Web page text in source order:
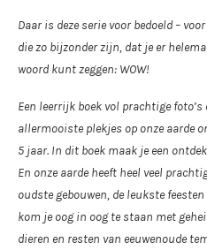
Daar is deze serie voor bedoeld –
die zo bijzonder zijn, dat je er
woord kunt zeggen: WOW!
Een leerrijk boek vol prachtige
allermooiste plekjes op onze aarde
5 jaar. In dit boek maak je een
En onze aarde heeft heel veel
oudste gebouwen, de leukste
kom je oog in oog te staan met
dieren en resten van eeuwenoude